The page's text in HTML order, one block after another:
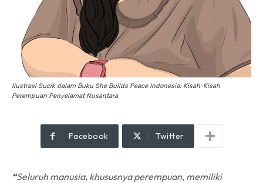
Ilustrasi Sucik dalam Buku She Builds Peace Indonesia: Kisah-Kisah
Perempuan Penyelamat Nusantara
Facebook Twitter
“Seluruh manusia, khususnya perempuan, memiliki